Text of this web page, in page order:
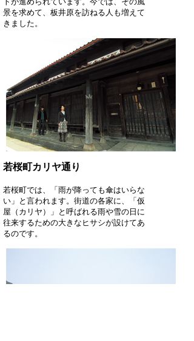
景を求めて、板井原を訪ねる人も増えて
きました。
若桜町カリヤ通り
若桜町では、「雨が降っても傘はいらな
い」と言われます。街道の各家に、「仮
屋（カリヤ）」と呼ばれる雨や雪の日に
往来するための大きなヒサシが設けてあ
るのです。